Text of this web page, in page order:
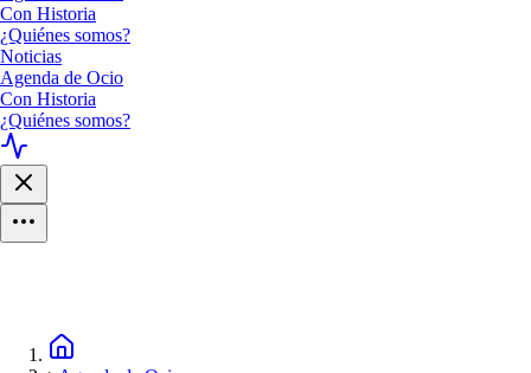
Con Historia
¿Quiénes somos?
Noticias
Agenda de Ocio
Con Historia
¿Quiénes somos?